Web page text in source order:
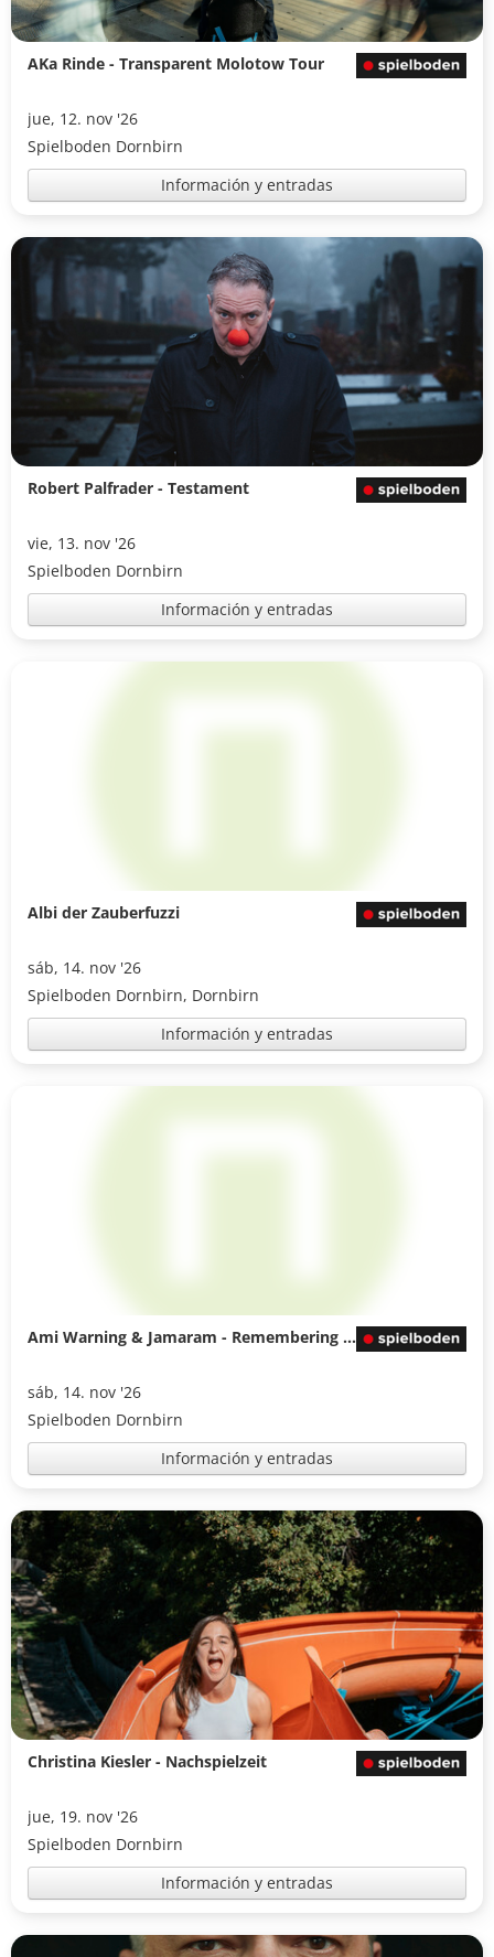
AKa Rinde - Transparent Molotow Tour
jue, 12. nov '26
Spielboden Dornbirn
Información y entradas
Robert Palfrader - Testament
vie, 13. nov '26
Spielboden Dornbirn
Información y entradas
Albi der Zauberfuzzi
sáb, 14. nov '26
Spielboden Dornbirn, Dornbirn
Información y entradas
Ami Warning & Jamaram - Remembering Wally Warning
sáb, 14. nov '26
Spielboden Dornbirn
Información y entradas
Christina Kiesler - Nachspielzeit
jue, 19. nov '26
Spielboden Dornbirn
Información y entradas